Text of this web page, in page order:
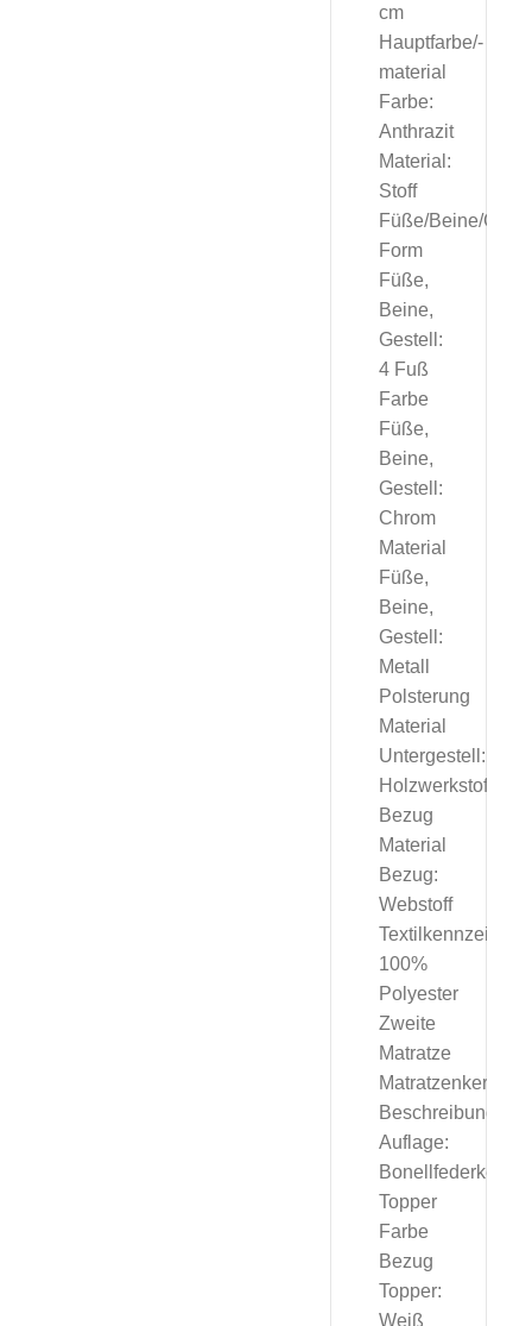
cm
Hauptfarbe/-
material
Farbe:
Anthrazit
Material:
Stoff
Füße/Beine/
Form
Füße,
Beine,
Gestell:
4 Fuß
Farbe
Füße,
Beine,
Gestell:
Chrom
Material
Füße,
Beine,
Gestell:
Metall
Polsterung
Material
Untergestell:
Holzwerkstoff
Bezug
Material
Bezug:
Webstoff
100%
Polyester
Zweite
Matratze
Matratzenkern
Beschreibung:
Auflage:
Topper
Farbe
Bezug
Topper:
Weiß